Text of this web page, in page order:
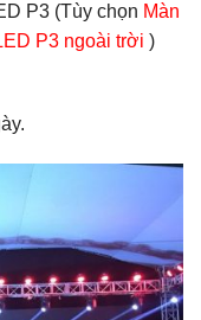
P3 (Tùy chọn Màn
P3 ngoài trời )